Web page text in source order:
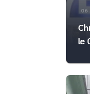
06
le